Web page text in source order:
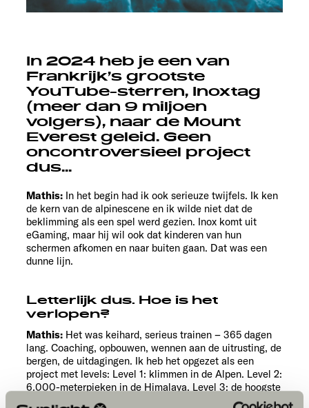
In 2024 heb je een van
Frankrijk’s grootste
YouTube-sterren, Inoxtag
(meer dan 9 miljoen
volgers), naar de Mount
Everest geleid. Geen
oncontroversieel project
dus...
Mathis: In het begin had ik ook serieuze twijfels. Ik ken
de kern van de alpinescene en ik wilde niet dat de
beklimming als een spel werd gezien. Inox komt uit
eGaming, maar hij wil ook dat kinderen van hun
schermen afkomen en naar buiten gaan. Dat was een
dunne lijn.
Letterlijk dus. Hoe is het
verlopen?
Mathis: Het was keihard, serieus trainen – 365 dagen
lang. Coaching, opbouwen, wennen aan de uitrusting, de
bergen, de uitdagingen. Ik heb het opgezet als een
project met levels: Level 1: klimmen in de Alpen. Level 2:
6.000-meterpieken in de Himalaya. Level 3: de hoogste
berg ter wereld. Het was geen spelletje. Het was